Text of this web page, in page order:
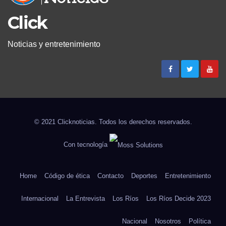
Click
Noticias y entretenimiento
© 2021 Clicknoticias. Todos los derechos reservados.
Con tecnología
Home Código de ética Contacto Deportes Entretenimiento
Internacional La Entrevista Los Ríos Los Ríos Decide 2023
Nacional Nosotros Política